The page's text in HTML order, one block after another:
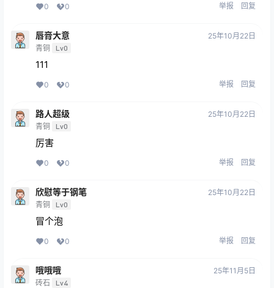
0 0 举报 回复
唇膏大意
青铜 Lv0
25年10月22日
111
0 0 举报 回复
路人超级
青铜 Lv0
25年10月22日
厉害
0 0 举报 回复
欣慰等于钢笔
青铜 Lv0
25年10月22日
冒个泡
0 0 举报 回复
哦哦哦
砖石 Lv4
25年11月5日